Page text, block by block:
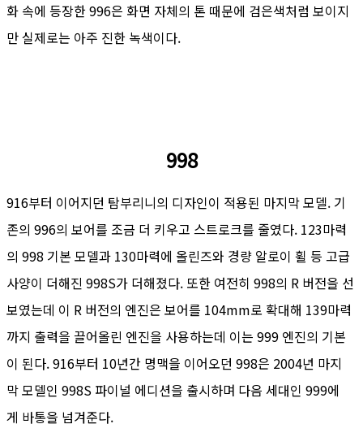
화 속에 등장한 996은 화면 자체의 톤 때문에 검은색처럼 보이지
만 실제로는 아주 진한 녹색이다.
998
916부터 이어지던 탐부리니의 디자인이 적용된 마지막 모델. 기
존의 996의 보어를 조금 더 키우고 스트로크를 줄였다. 123마력
의 998 기본 모델과 130마력에 올린즈와 경량 알로이 휠 등 고급
사양이 더해진 998S가 더해졌다. 또한 여전히 998의 R 버전을 선
보였는데 이 R 버전의 엔진은 보어를 104mm로 확대해 139마력
까지 출력을 끌어올린 엔진을 사용하는데 이는 999 엔진의 기본
이 된다. 916부터 10년간 명맥을 이어오던 998은 2004년 마지
막 모델인 998S 파이널 에디션을 출시하며 다음 세대인 999에
게 바통을 넘겨준다.